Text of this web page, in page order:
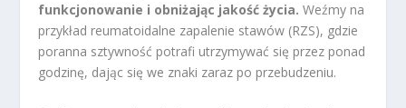
funkcjonowanie i obniżając jakość życia. Weźmy na
przykład reumatoidalne zapalenie stawów (RZS), gdzie
poranna sztywność potrafi utrzymywać się przez ponad
godzinę, dając się we znaki zaraz po przebudzeniu.